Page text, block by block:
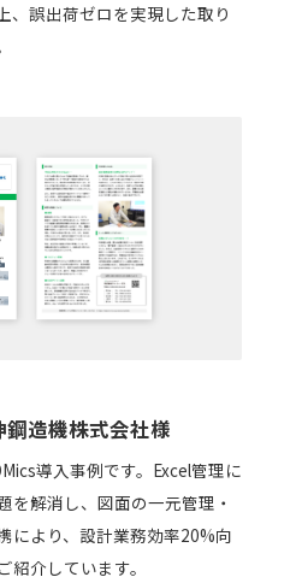
、誤出荷ゼロを実現した取り
造機株式会社様
導入事例です。Excel管理に
を解消し、図面の一元管理・
により、設計業務効率20%向
介しています。